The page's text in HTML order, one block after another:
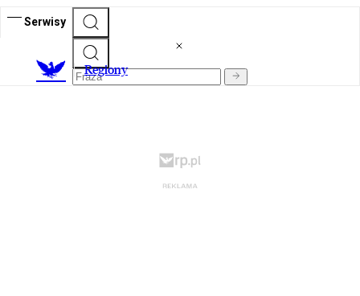
Serwisy
Regiony